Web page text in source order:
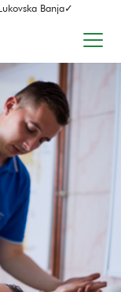
Banja✓